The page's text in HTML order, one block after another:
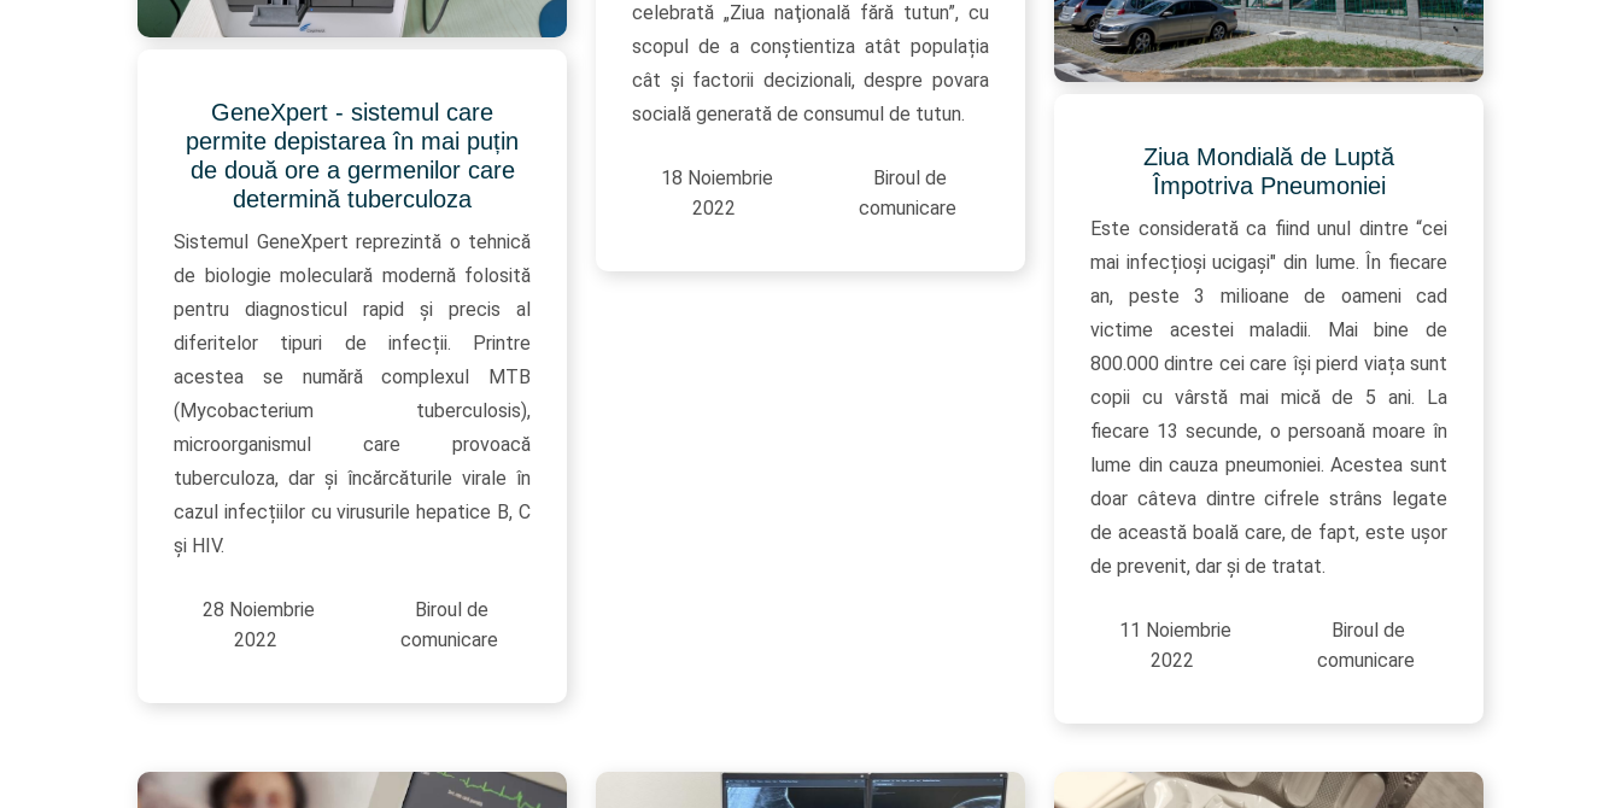
GeneXpert - sistemul care
permite depistarea în mai puțin
de două ore a germenilor care
determină tuberculoza
Sistemul GeneXpert reprezintă o tehnică
de biologie moleculară modernă folosită
pentru diagnosticul rapid și precis al
diferitelor tipuri de infecții. Printre
acestea se numără complexul MTB
(Mycobacterium tuberculosis),
microorganismul care provoacă
tuberculoza, dar și încărcăturile virale în
cazul infecțiilor cu virusurile hepatice B, C
și HIV.
28 Noiembrie
2022
Biroul de
comunicare
celebrată „Ziua naţională fără tutun”, cu
scopul de a conștientiza atât populația
cât și factorii decizionali, despre povara
socială generată de consumul de tutun.
18 Noiembrie
2022
Biroul de
comunicare
Ziua Mondială de Luptă
Împotriva Pneumoniei
Este considerată ca fiind unul dintre “cei
mai infecțioși ucigași" din lume. În fiecare
an, peste 3 milioane de oameni cad
victime acestei maladii. Mai bine de
800.000 dintre cei care își pierd viața sunt
copii cu vârstă mai mică de 5 ani. La
fiecare 13 secunde, o persoană moare în
lume din cauza pneumoniei. Acestea sunt
doar câteva dintre cifrele strâns legate
de această boală care, de fapt, este ușor
de prevenit, dar și de tratat.
11 Noiembrie
2022
Biroul de
comunicare